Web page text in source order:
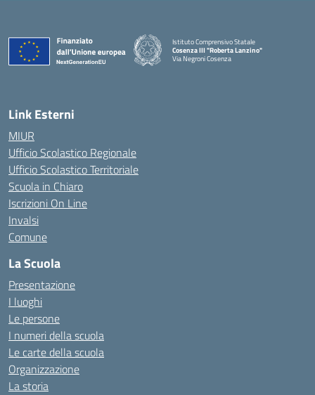
Istituto Comprensivo Statale
Cosenza III "Roberta Lanzino"
Via Negroni Cosenza
— Visita la pagina iniziale della scuola
Link Esterni
MIUR
Ufficio Scolastico Regionale
Ufficio Scolastico Territoriale
Scuola in Chiaro
Iscrizioni On Line
Invalsi
Comune
La Scuola
Presentazione
I luoghi
Le persone
I numeri della scuola
Le carte della scuola
Organizzazione
La storia